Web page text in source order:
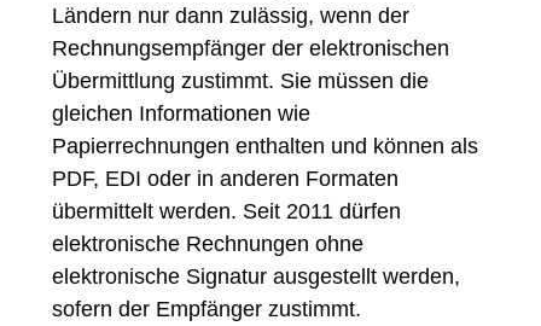
Ländern nur dann zulässig, wenn der
Rechnungsempfänger der elektronischen
Übermittlung zustimmt. Sie müssen die
gleichen Informationen wie
Papierrechnungen enthalten und können als
PDF, EDI oder in anderen Formaten
übermittelt werden. Seit 2011 dürfen
elektronische Rechnungen ohne
elektronische Signatur ausgestellt werden,
sofern der Empfänger zustimmt.